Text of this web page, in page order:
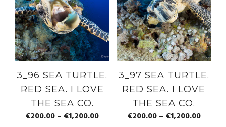
3_96 SEA TURTLE.
RED SEA. I LOVE
THE SEA CO.
€200.00– €1,200.00
3_97 SEA TURTLE.
RED SEA. I LOVE
THE SEA CO.
€200.00– €1,200.00